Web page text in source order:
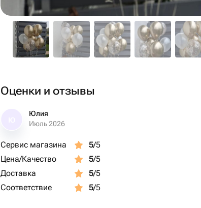
Оценки и отзывы
Юлия
Июль 2026
Сервис магазина 5/5
Цена/Качество
5/5
Доставка
5/5
Соответствие
5/5